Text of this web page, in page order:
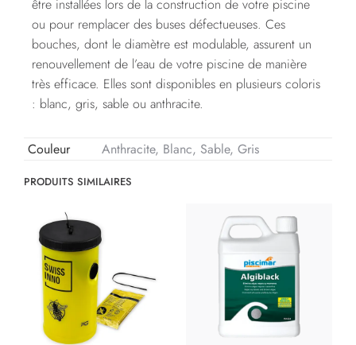
être installées lors de la construction de votre piscine
ou pour remplacer des buses défectueuses. Ces
bouches, dont le diamètre est modulable, assurent un
renouvellement de l’eau de votre piscine de manière
très efficace. Elles sont disponibles en plusieurs coloris
: blanc, gris, sable ou anthracite.
Couleur Anthracite, Blanc, Sable, Gris
PRODUITS SIMILAIRES